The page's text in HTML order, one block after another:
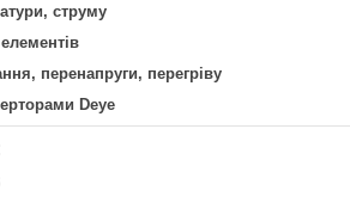
струму
перенапруги, перегріву
Deye